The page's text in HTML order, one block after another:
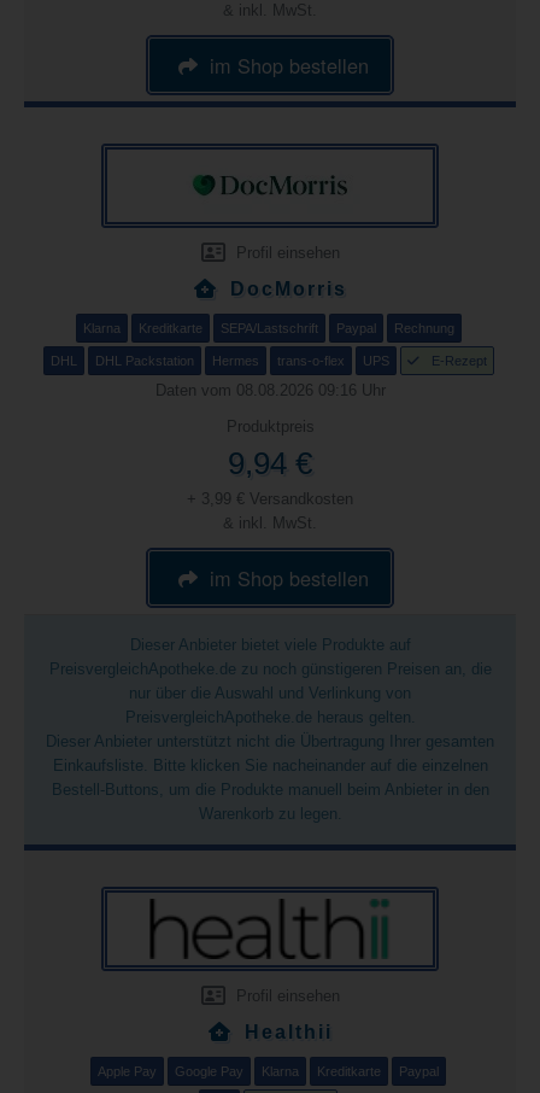
& inkl. MwSt.
im Shop bestellen
Profil einsehen
DocMorris
Klarna Kreditkarte SEPA/Lastschrift Paypal Rechnung
DHL DHL Packstation Hermes trans-o-flex UPS E-Rezept
Daten vom 08.08.2026 09:16 Uhr
Produktpreis
9,94 €
+ 3,99 € Versandkosten
& inkl. MwSt.
im Shop bestellen
Dieser Anbieter bietet viele Produkte auf
PreisvergleichApotheke.de zu noch günstigeren Preisen an, die
nur über die Auswahl und Verlinkung von
PreisvergleichApotheke.de heraus gelten.
Dieser Anbieter unterstützt nicht die Übertragung Ihrer gesamten
Einkaufsliste. Bitte klicken Sie nacheinander auf die einzelnen
Bestell-Buttons, um die Produkte manuell beim Anbieter in den
Warenkorb zu legen.
Profil einsehen
Healthii
Apple Pay Google Pay Klarna Kreditkarte Paypal